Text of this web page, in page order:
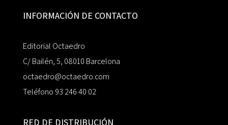
INFORMACIÓN DE CONTACTO
Editorial Octaedro
C/ Bailén, 5, 08010 Barcelona
octaedro@octaedro.com
Teléfono 93 246 40 02
RED DE DISTRIBUCIÓN